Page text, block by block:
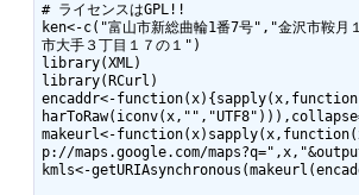
# ライセンスはGPL!!
ken<-c("富山市新総曲輪1番7号","金沢市鞍月
市大手３丁目１７の１")
library(XML)
library(RCurl)
encaddr<-
makeurl<-
p://maps.google.com/
kmls<-